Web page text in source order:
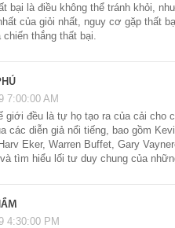
là điều không thể tránh khỏi,
của giỏi nhất, nguy cơ gặp thất
thắng thất bại.
7:00:00 AM
giới đều là tự họ tạo ra của cải cho
các diễn giả nổi tiếng, bao gồm
Eker, Warren Buffet, Gary
tìm hiểu lối tư duy chung của
4:30:00 PM